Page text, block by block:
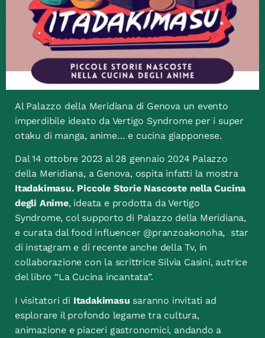
Al Palazzo della Meridiana di Genova un evento
imperdibile ideato da Vertigo Syndrome per i super
otaku di manga, anime… e cucina giapponese.
Dal 14 ottobre 2023 al 28 gennaio 2024 Palazzo
della Meridiana, a Genova, ospita infatti la mostra
Itadakimasu. Piccole Storie Nascoste nella Cucina
degli Anime, ideata e prodotta da Vertigo
Syndrome, col supporto di Palazzo della Meridiana,
e curata dal food influencer @pranzoakonoha, star
di instagram e di recente anche della Tv, in
collaborazione con la scrittrice Silvia Casini, autrice
del libro “La Cucina incantata”.
I visitatori di Itadakimasu saranno invitati ad
esplorare il profondo legame tra cultura,
animazione e piaceri gastronomici, andando a